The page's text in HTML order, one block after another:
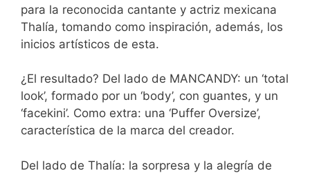
para la reconocida cantante y actriz mexicana
Thalía, tomando como inspiración, además, los
inicios artísticos de esta.
¿El resultado? Del lado de MANCANDY: un ‘total
look’, formado por un ‘body’, con guantes, y un
‘facekini’. Como extra: una ‘Puffer Oversize’,
característica de la marca del creador.
Del lado de Thalía: la sorpresa y la alegría de